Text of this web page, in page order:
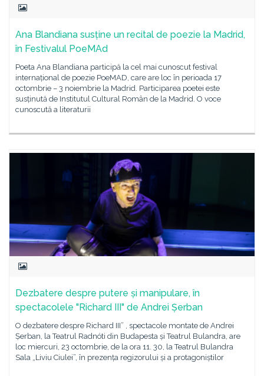
Ana Blandiana susține un recital de poezie la Madrid,
în Festivalul PoeMAd
Poeta Ana Blandiana participă la cel mai cunoscut festival
internațional de poezie PoeMAD, care are loc în perioada 17
octombrie – 3 noiembrie la Madrid. Participarea poetei este
susținută de Institutul Cultural Român de la Madrid. O voce
cunoscută a literaturii
Dezbatere despre putere și manipulare, în
spectacolele "Richard III" de Andrei Șerban
O dezbatere despre Richard III” , spectacole montate de Andrei
Șerban, la Teatrul Radnóti din Budapesta și Teatrul Bulandra, are
loc miercuri, 23 octombrie, de la ora 11. 30, la Teatrul Bulandra
Sala „Liviu Ciulei”, în prezența regizorului și a protagoniștilor